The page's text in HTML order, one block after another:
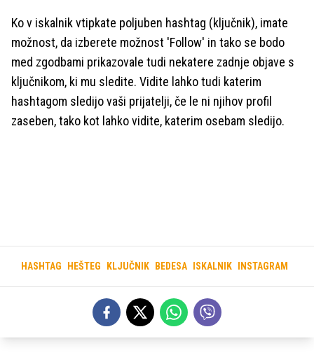
Ko v iskalnik vtipkate poljuben hashtag (ključnik), imate
možnost, da izberete možnost 'Follow' in tako se bodo
med zgodbami prikazovale tudi nekatere zadnje objave s
ključnikom, ki mu sledite. Vidite lahko tudi katerim
hashtagom sledijo vaši prijatelji, če le ni njihov profil
zaseben, tako kot lahko vidite, katerim osebam sledijo.
HASHTAG HEŠTEG KLJUČNIK BEDESA ISKALNIK INSTAGRAM